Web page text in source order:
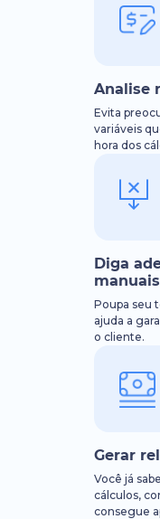
Analise
Evita
variáveis
hora dos
Diga
manuais
Poupa seu
ajuda a
o cliente.
Gerar
Você já
cálculos,
consegue